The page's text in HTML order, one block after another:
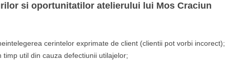
si oportunitatilor atelierului lui Mos Craciun
cerintelor exprimate de client (clientii pot vorbi incorect);
util din cauza defectiunii utilajelor;